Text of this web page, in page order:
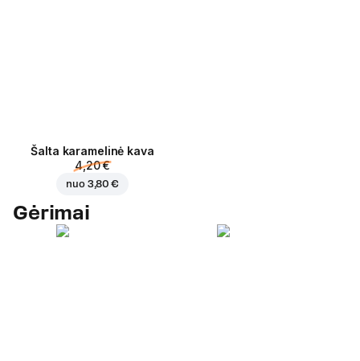
Šalta karamelinė kava
4,20 €
nuo 3,80 €
Gėrimai